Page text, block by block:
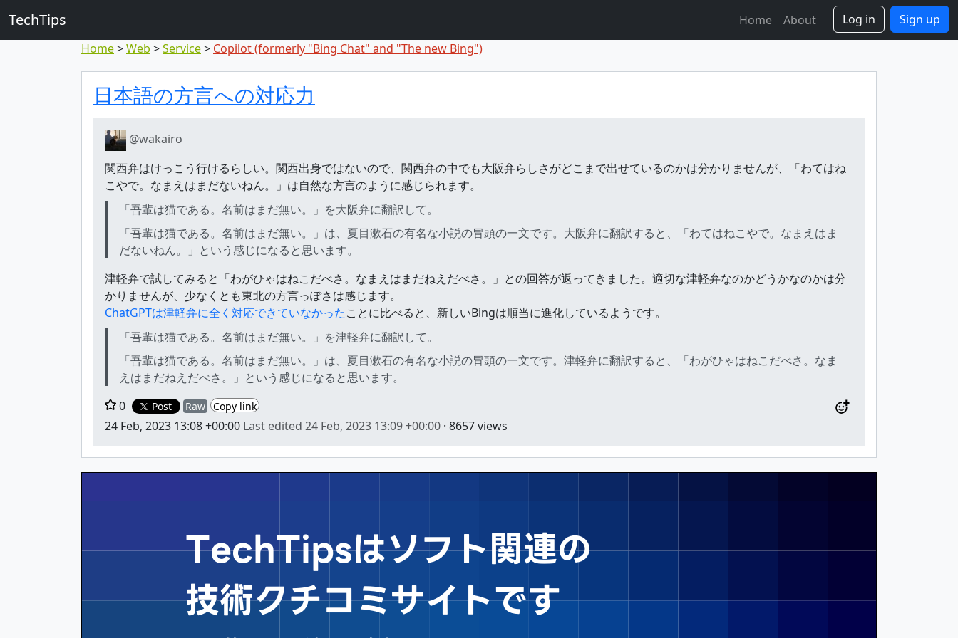
TechTips Home About Log in
Sign up
Home
Web Service Copilot (formerly "Bing Chat" and "The new Bing")
Highlighted comment
Topic and comment
日本語の方言への対応力
@wakairo
関西弁はけっこう行けるらしい。関西出身ではないので、関西弁の中でも大阪弁らしさがどこまで出せているのかは分かりませんが、「わてはね
こやで。なまえはまだないねん。」は自然な方言のように感じられます。
「吾輩は猫である。名前はまだ無い。」を大阪弁に翻訳して。
「吾輩は猫である。名前はまだ無い。」は、夏目漱石の有名な小説の冒頭の一文です。大阪弁に翻訳すると、「わてはねこやで。なまえはま
だないねん。」という感じになると思います。
津軽弁で試してみると「わがひゃはねこだべさ。なまえはまだねえだべさ。」との回答が返ってきました。適切な津軽弁なのかどうかなのかは分
かりませんが、少なくとも東北の方言っぽさは感じます。
ChatGPTは津軽弁に全く対応できていなかったことに比べると、新しいBingは順当に進化しているようです。
「吾輩は猫である。名前はまだ無い。」を津軽弁に翻訳して。
「吾輩は猫である。名前はまだ無い。」は、夏目漱石の有名な小説の冒頭の一文です。津軽弁に翻訳すると、「わがひゃはねこだべさ。なま
えはまだねえだべさ。」という感じになると思います。
0
Post Raw Copy link
24 Feb, 2023 13:08 +00:00 Last edited 24 Feb, 2023 13:09 +00:00 · 8657 views
TechTipsはソフト関連の
技術クチコミサイトです